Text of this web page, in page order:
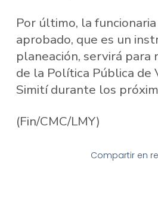
Por último, la
aprobado, que es un
planeación, servirá para
de la Política Pública de
Simití durante los
(Fin/CMC/LMY)
Compartir en